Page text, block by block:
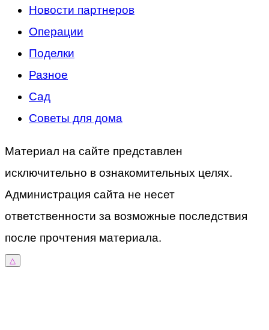
Новости партнеров
Операции
Поделки
Разное
Сад
Советы для дома
Материал на сайте представлен
исключительно в ознакомительных целях.
Администрация сайта не несет
ответственности за возможные последствия
после прочтения материала.